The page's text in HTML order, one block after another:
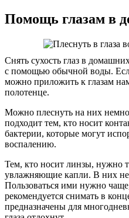
Помощь глазам в
Снять сухость глаз в
с помощью обычной воды.
можно приложить к глазам
полотенце.
Можно плеснуть на них
подходит тем, кто носит
бактерии, которые могут
воспалению.
Тем, кто носит линзы, нужно
увлажняющие капли. В них не
Пользоваться ими нужно
рекомендуется снимать в
предназначены для